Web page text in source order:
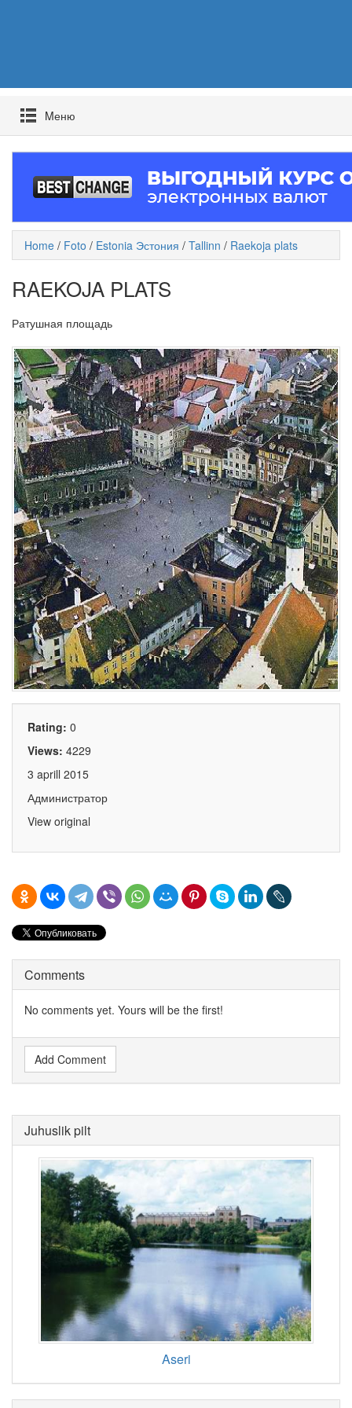
Mеню
Home / Foto / Estonia Эстония / Tallinn / Raekoja plats
RAEKOJA PLATS
Ратушная площадь
Rating: 0
Views: 4229
3 aprill 2015
Администратор
View original
Comments
No comments yet. Yours will be the first!
Add Comment
Juhuslik pilt
Aseri